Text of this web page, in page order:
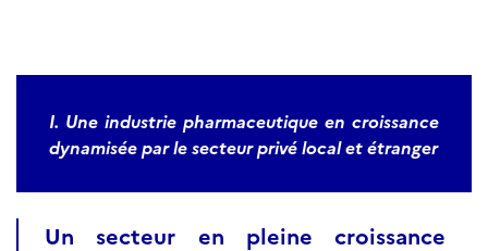
I. Une industrie pharmaceutique en croissance
dynamisée par le secteur privé local et étranger
Un secteur en pleine croissance